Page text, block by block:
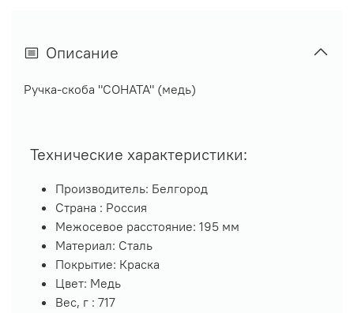
Описание
Ручка-скоба "СОНАТА" (медь)
Технические характеристики:
Производитель: Белгород
Страна : Россия
Межосевое расстояние: 195 мм
Материал: Сталь
Покрытие: Краска
Цвет: Медь
Вес, г : 717